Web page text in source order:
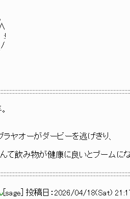
オーがダービーを逃げきり、
物が健康に良いとブームにな
sage ] 投稿日： 2026/04/18(Sat)